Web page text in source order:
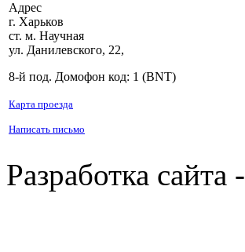
Адрес
г. Харьков
ст. м. Научная
ул. Данилевского, 22,
8-й под. Домофон код: 1 (BNT)
Карта проезда
Написать письмо
Разработка сайта -